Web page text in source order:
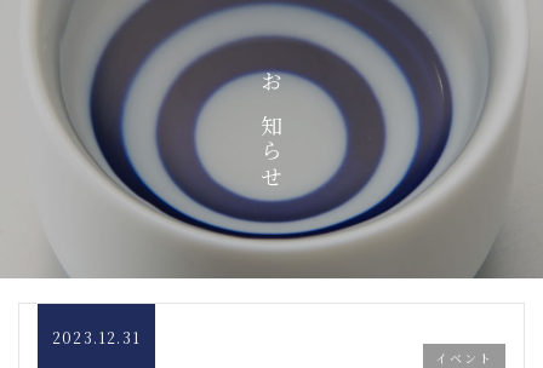
お知らせ
2023.12.31
イベント